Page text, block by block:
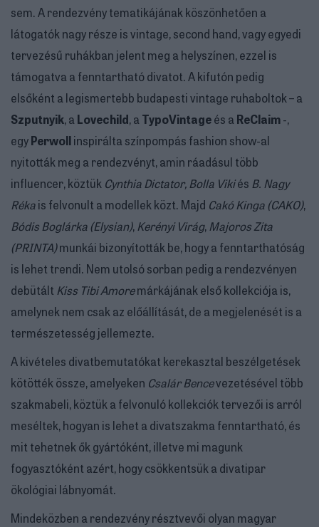
sem. A rendezvény tematikájának köszönhetően a
látogatók nagy része is vintage, second hand, vagy egyedi
tervezésű ruhákban jelent meg a helyszínen, ezzel is
támogatva a fenntartható divatot. A kifutón pedig
elsőként a legismertebb budapesti vintage ruhaboltok – a
Szputnyik, a Lovechild, a TypoVintageés a ReClaim-,
egyPerwollinspirálta színpompás fashion show-al
nyitották meg a rendezvényt, amin ráadásul több
influencer, köztük Cynthia Dictator, Bolla Vikiés B. Nagy
Rékais felvonult a modellek közt. Majd Cakó Kinga (CAKO),
Bódis Boglárka (Elysian), Kerényi Virág, Majoros Zita
(PRINTA)munkái bizonyították be, hogy a fenntarthatóság
is lehet trendi. Nem utolsó sorban pedig a rendezvényen
debütált Kiss Tibi Amoremárkájának első kollekciója is,
amelynek nem csak az előállítását, de a megjelenését is a
természetesség jellemezte.
A kivételes divatbemutatókat kerekasztal beszélgetések
kötötték össze, amelyeken Csalár Bencevezetésével több
szakmabeli, köztük a felvonuló kollekciók tervezői is arról
meséltek, hogyan is lehet a divatszakma fenntartható, és
mit tehetnek ők gyártóként, illetve mi magunk
fogyasztóként azért, hogy csökkentsük a divatipar
ökológiai lábnyomát.
Mindeközben a rendezvény résztvevői olyan magyar